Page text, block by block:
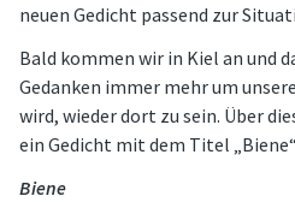
neuen Gedicht passend zur
Bald kommen wir in Kiel an und
Gedanken immer mehr um
wird, wieder dort zu sein. Über
ein Gedicht mit dem Titel
Biene